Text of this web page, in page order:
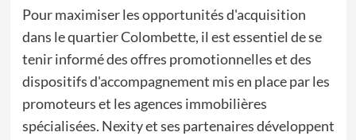
Pour maximiser les opportunités d'acquisition
dans le quartier Colombette, il est essentiel de se
tenir informé des offres promotionnelles et des
dispositifs d'accompagnement mis en place par les
promoteurs et les agences immobilières
spécialisées. Nexity et ses partenaires développent